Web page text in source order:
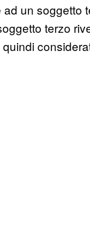
un soggetto
terzo